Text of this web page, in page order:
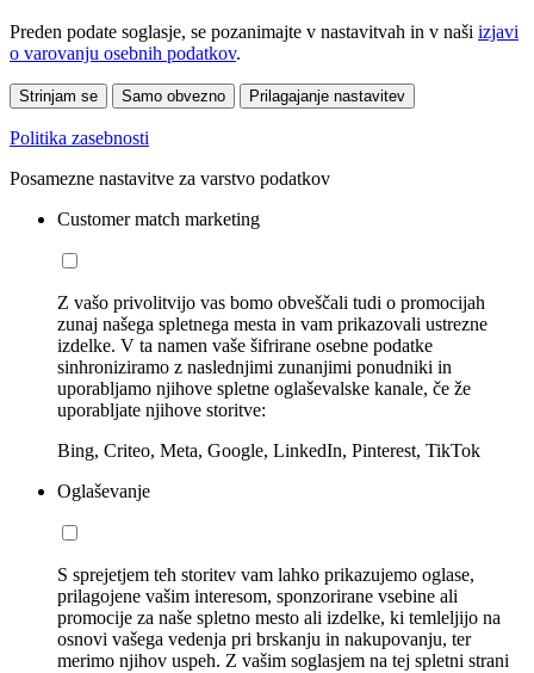
Preden podate soglasje, se pozanimajte v nastavitvah in v naši izjavi
o varovanju osebnih podatkov.
Strinjam se Samo obvezno Prilagajanje nastavitev
Politika zasebnosti
Posamezne nastavitve za varstvo podatkov
Customer match marketing
Z vašo privolitvijo vas bomo obveščali tudi o promocijah
zunaj našega spletnega mesta in vam prikazovali ustrezne
izdelke. V ta namen vaše šifrirane osebne podatke
sinhroniziramo z naslednjimi zunanjimi ponudniki in
uporabljamo njihove spletne oglaševalske kanale, če že
uporabljate njihove storitve:
Bing, Criteo, Meta, Google, LinkedIn, Pinterest, TikTok
Oglaševanje
S sprejetjem teh storitev vam lahko prikazujemo oglase,
prilagojene vašim interesom, sponzorirane vsebine ali
promocije za naše spletno mesto ali izdelke, ki temleljijo na
osnovi vašega vedenja pri brskanju in nakupovanju, ter
merimo njihov uspeh. Z vašim soglasjem na tej spletni strani